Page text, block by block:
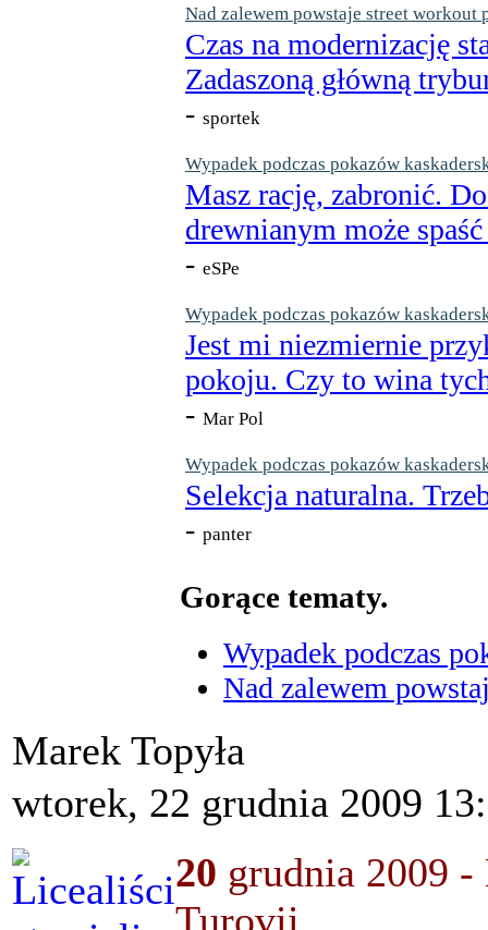
Nad zalewem powstaje street workout
Czas na modernizację
Zadaszoną główną
- sportek
Wypadek podczas pokazów
Masz rację, zabronić.
drewnianym może
- eSPe
Wypadek podczas pokazów
Jest mi niezmiernie
pokoju. Czy to wina
- Mar Pol
Wypadek podczas pokazów
Selekcja naturalna.
- panter
Gorące tematy.
Wypadek podczas
Nad zalewem
Marek Topyła
wtorek, 22 grudnia 2009
20 grudnia 2009
Turovii.